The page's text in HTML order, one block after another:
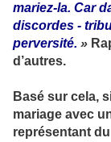
mariez-la. Car
discordes -
perversité. »
d’autres.
Basé sur cela,
mariage avec
représentant